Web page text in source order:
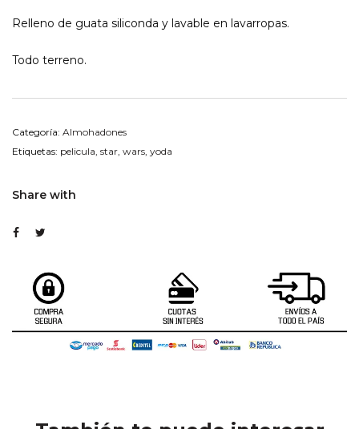
Relleno de guata siliconda y lavable en lavarropas.
Todo terreno.
Categoría: Almohadones
Etiquetas: pelicula star wars yoda
Share with